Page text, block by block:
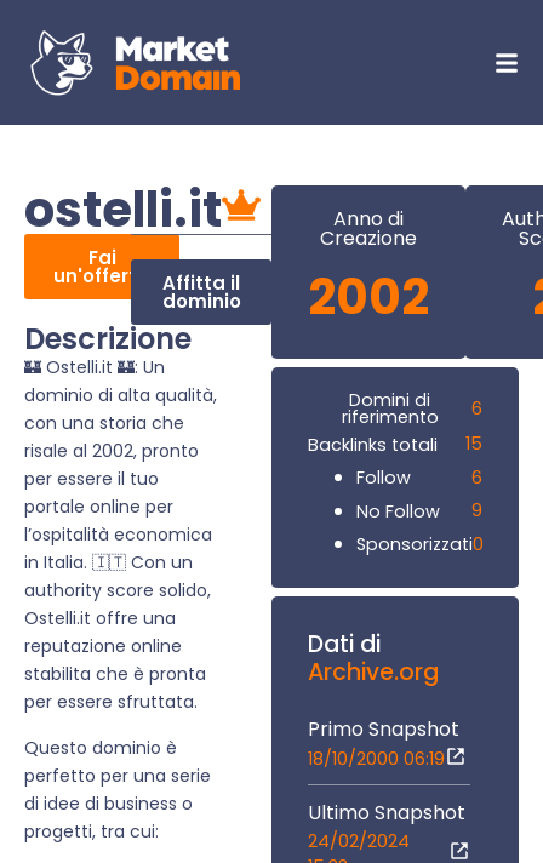
ostelli.it
Fai
un'offerta Affitta il
dominio
Descrizione
🏰 Ostelli.it 🏰: Un
dominio di alta qualità,
con una storia che
risale al 2002, pronto
per essere il tuo
portale online per
l’ospitalità economica
in Italia. 🇮🇹 Con un
authority score solido,
Ostelli.it offre una
reputazione online
stabilita che è pronta
per essere sfruttata.
Questo dominio è
perfetto per una serie
di idee di business o
progetti, tra cui:
Anno di
Creazione
2002
Domini di
riferimento
6
Backlinks totali
15
Follow
6
No Follow
9
Sponsorizzati0
Dati di
Archive.org
Primo Snapshot
18/10/2000 06:19
Ultimo Snapshot
24/02/2024